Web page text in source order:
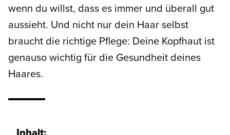
wenn du willst, dass es immer und überall gut
aussieht. Und nicht nur dein Haar selbst
braucht die richtige Pflege: Deine Kopfhaut ist
genauso wichtig für die Gesundheit deines
Haares.